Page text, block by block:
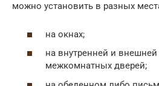
можно установить в разных
на окнах;
на внутренней и
межкомнатных дверей;